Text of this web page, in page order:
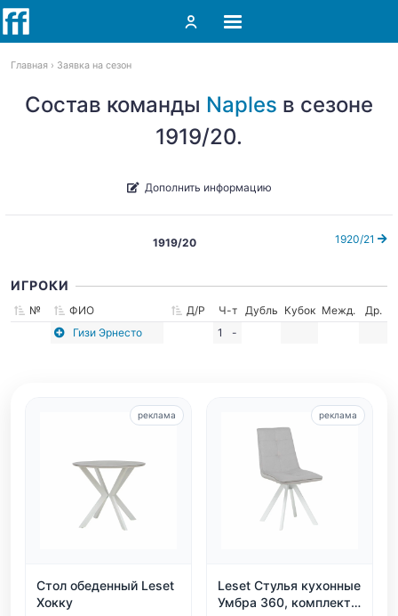
Главная Заявка на сезон
Состав команды Naples в сезоне
1919/20.
Дополнить информацию
1920/21
1919/20
ИГРОКИ
№ ФИО Д/Р Ч-т Дубль Кубок Межд.
Др.
Гизи Эрнесто
1 -
Стол обеденный Leset
Хокку
реклама
Leset Стулья кухонные
Умбра 360, комплект
реклама